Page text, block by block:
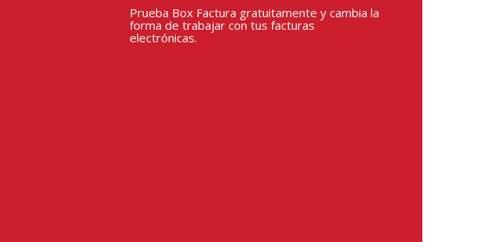
Prueba Box Factura gratuitamente y cambia la
forma de trabajar con tus facturas
electrónicas.